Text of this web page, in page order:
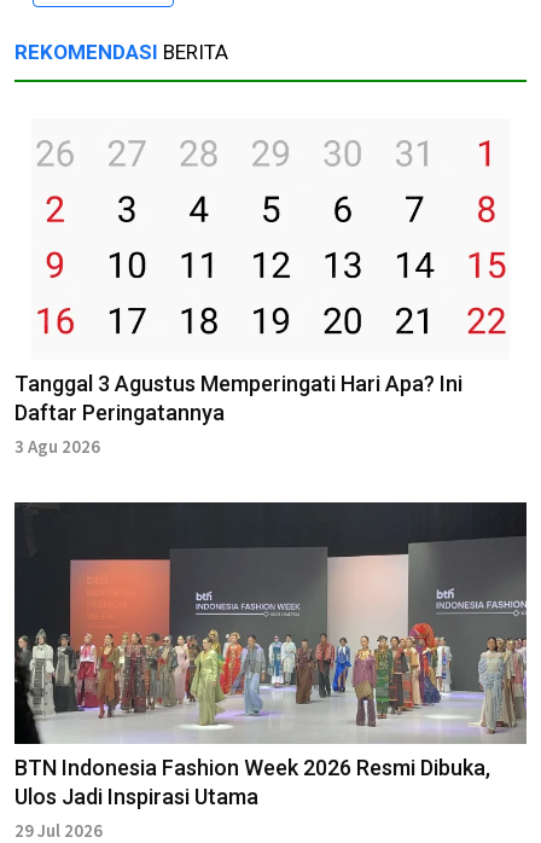
REKOMENDASI BERITA
Tanggal 3 Agustus Memperingati Hari Apa? Ini
Daftar Peringatannya
3 Agu 2026
BTN Indonesia Fashion Week 2026 Resmi Dibuka,
Ulos Jadi Inspirasi Utama
29 Jul 2026